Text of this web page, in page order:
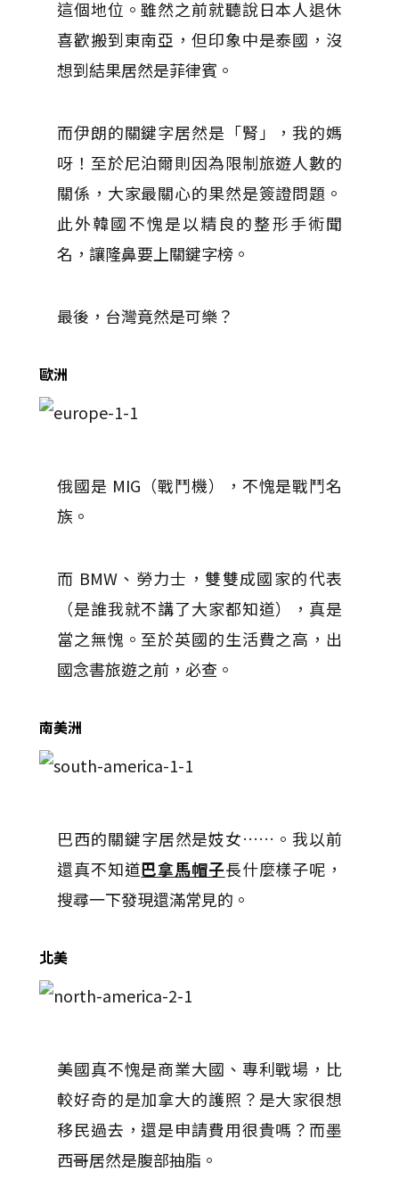
這個地位。雖然之前就聽說日本人退休
喜歡搬到東南亞，但印象中是泰國，沒
想到結果居然是菲律賓。
而伊朗的關鍵字居然是「腎」，我的媽
呀！至於尼泊爾則因為限制旅遊人數的
關係，大家最關心的果然是簽證問題。
此外韓國不愧是以精良的整形手術聞
名，讓隆鼻要上關鍵字榜。
最後，台灣竟然是可樂？
歐洲
俄國是 MIG（戰鬥機），不愧是戰鬥名
族。
而 BMW、勞力士，雙雙成國家的代表
（是誰我就不講了大家都知道），真是
當之無愧。至於英國的生活費之高，出
國念書旅遊之前，必查。
南美洲
巴西的關鍵字居然是妓女……。我以前
還真不知道巴拿馬帽子長什麼樣子呢，
搜尋一下發現還滿常見的。
北美
美國真不愧是商業大國、專利戰場，比
較好奇的是加拿大的護照？是大家很想
移民過去，還是申請費用很貴嗎？而墨
西哥居然是腹部抽脂。